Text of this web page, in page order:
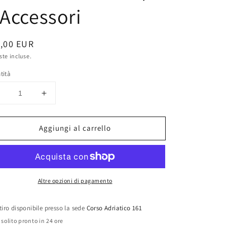
EUR
incluse.
Diminuisci
Aumenta
per
Cassetta
Chiavi
E032900
+
Aggiungi al carrello
Altre opzioni di pagamento
disponibile presso la sede Corso Adriatico 161
solito pronto in 24 ore